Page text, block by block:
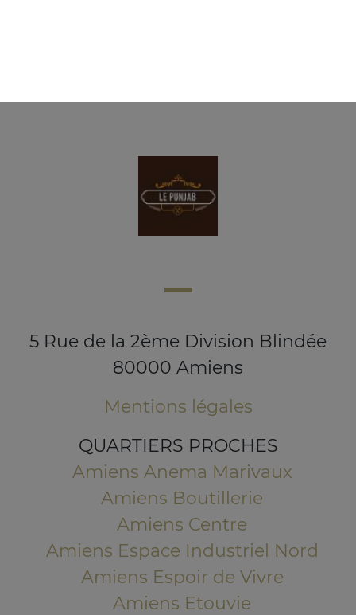
5 Rue de la 2ème Division Blindée
80000 Amiens
Mentions légales
QUARTIERS PROCHES
Amiens Anema Marivaux
Amiens Boutillerie
Amiens Centre
Amiens Espace Industriel Nord
Amiens Espoir de Vivre
Amiens Etouvie